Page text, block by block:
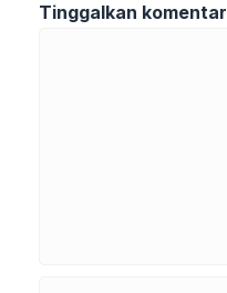
Tinggalkan komentar